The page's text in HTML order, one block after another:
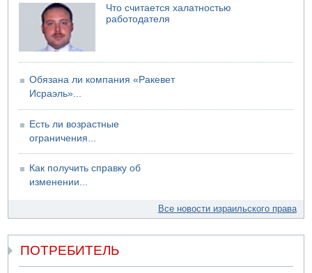
Что считается халатностью
работодателя
Обязана ли компания «Ракевет
Исраэль»...
Есть ли возрастные
ограничения...
Как получить справку об
изменении...
Все новости израильского права
ПОТРЕБИТЕЛЬ